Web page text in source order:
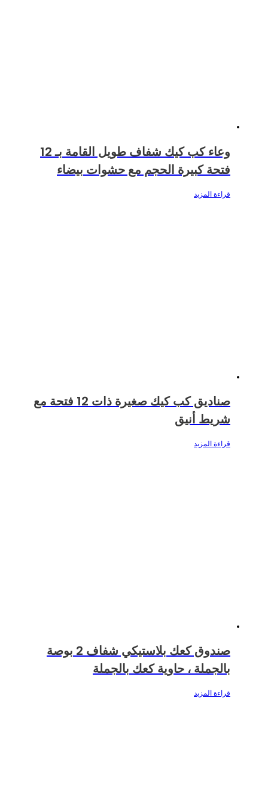
وعاء كب كيك شفاف طويل القامة بـ 12
فتحة كبيرة الحجم مع حشوات بيضاء
قراءة المزيد
صناديق كب كيك صغيرة ذات 12 فتحة مع
شريط أنيق
قراءة المزيد
صندوق كعك بلاستيكي شفاف 2 بوصة
بالجملة ، حاوية كعك بالجملة
قراءة المزيد